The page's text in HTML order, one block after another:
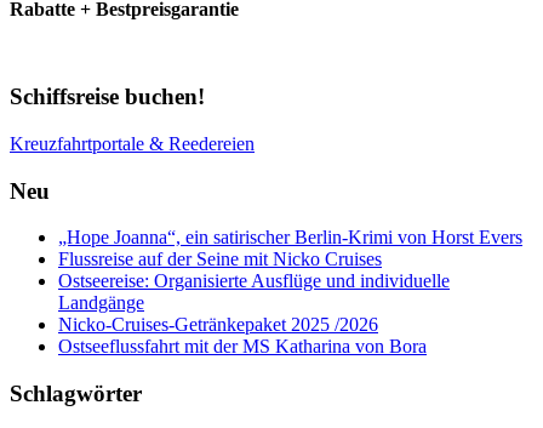
Rabatte + Bestpreisgarantie
Schiffsreise buchen!
Kreuzfahrtportale & Reedereien
Neu
„Hope Joanna“, ein satirischer Berlin-Krimi von Horst Evers
Flussreise auf der Seine mit Nicko Cruises
Ostseereise: Organisierte Ausflüge und individuelle
Landgänge
Nicko-Cruises-Getränkepaket 2025 /2026
Ostseeflussfahrt mit der MS Katharina von Bora
Schlagwörter